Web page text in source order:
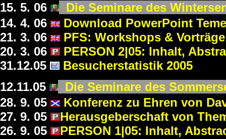
15. 5. 06
Die Seminare des
14. 4. 06
Download PowerPoint
21. 3. 06
PFS: Workshops &
20. 3. 06
PERSON 2|05: Inhalt,
31.12.05
Besucherstatistik 2005
12.11.05
Die Seminare des
28. 9. 05
Konferenz zu Ehren von
27. 9. 05
Herausgeberschaft von
26. 9. 05
PERSON 1|05: Inhalt,